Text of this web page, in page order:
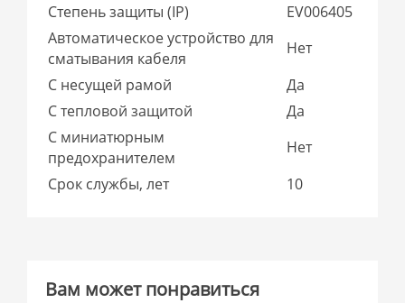
Степень защиты (IP)
EV006405
Автоматическое устройство для
сматывания кабеля
Нет
С несущей рамой
Да
С тепловой защитой
Да
С миниатюрным
предохранителем
Нет
Срок службы, лет
10
Вам может понравиться